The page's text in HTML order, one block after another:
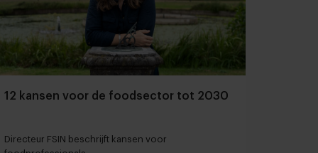
12 kansen voor de foodsector tot 2030
Directeur FSIN beschrijft kansen voor